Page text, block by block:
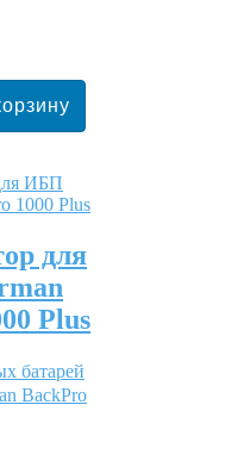
для
Plus
батарей
BackPro